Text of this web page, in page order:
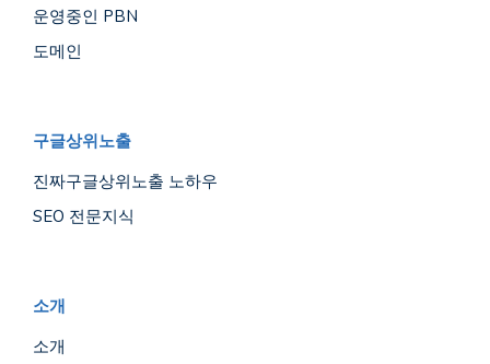
운영중인 PBN
도메인
구글상위노출
진짜구글상위노출 노하우
SEO 전문지식
소개
소개